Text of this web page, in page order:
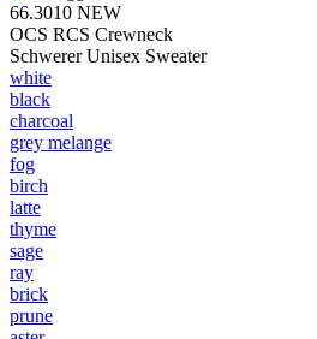
66.3010 NEW
OCS RCS Crewneck
Schwerer Unisex Sweater
white
black
charcoal
grey melange
fog
birch
latte
thyme
sage
ray
brick
prune